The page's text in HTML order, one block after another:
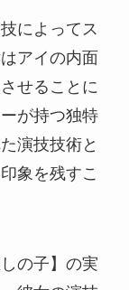
によってス
アイの内面
せることに
が持つ独特
演技技術と
象を残すこ
の子】の実